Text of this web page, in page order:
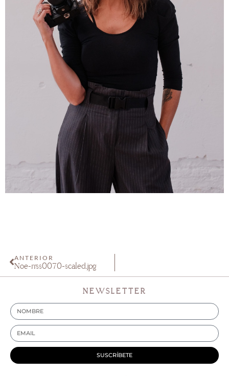
ANTERIOR
Noe-rrss0070-scaled.jpg
NEWSLETTER
SUSCRÍBETE